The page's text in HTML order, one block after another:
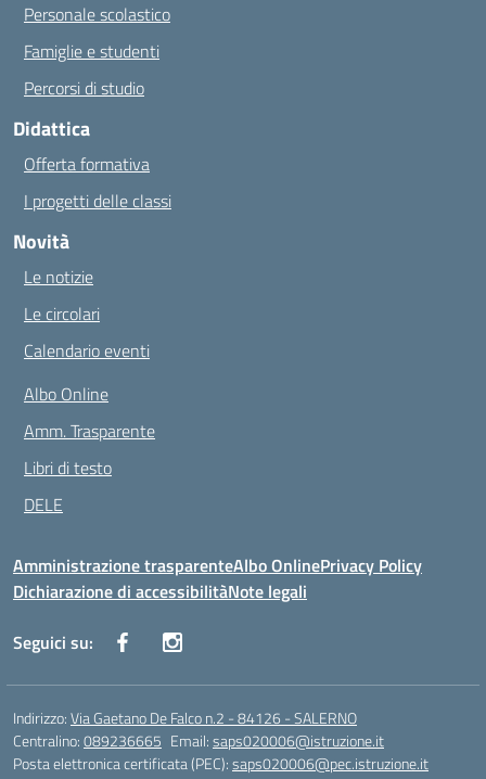
Personale scolastico
Famiglie e studenti
Percorsi di studio
Didattica
Offerta formativa
I progetti delle classi
Novità
Le notizie
Le circolari
Calendario eventi
Albo Online
Amm. Trasparente
Libri di testo
DELE
Amministrazione trasparenteAlbo OnlinePrivacy Policy
Dichiarazione di accessibilitàNote legali
Seguici su:
Indirizzo:Via Gaetano De Falco n.2 - 84126 - SALERNO
Centralino:089236665 Email:saps020006@istruzione.it
Posta elettronica certificata (PEC):saps020006@pec.istruzione.it